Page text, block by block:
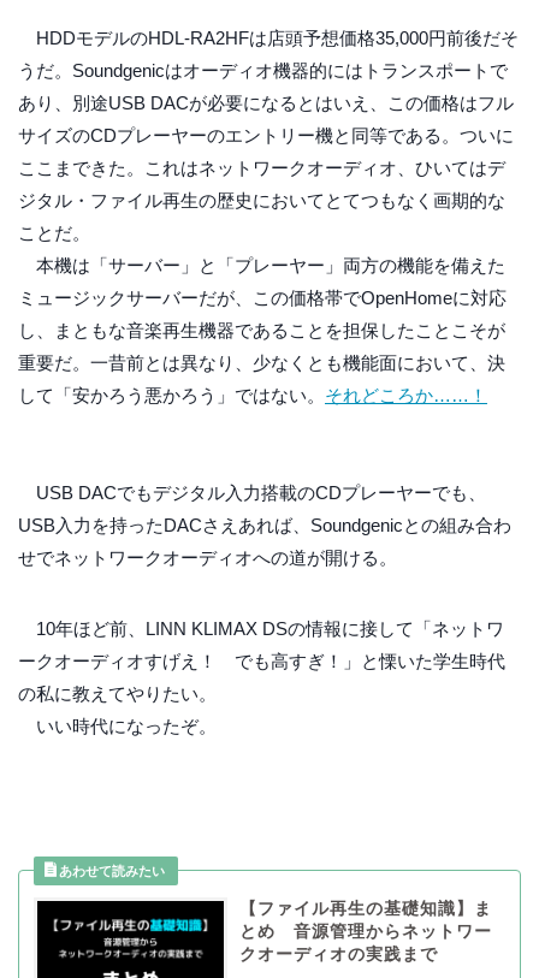
HDDモデルのHDL-RA2HFは店頭予想価格35,000円前後だそ
うだ。Soundgenicはオーディオ機器的にはトランスポートで
あり、別途USB DACが必要になるとはいえ、この価格はフル
サイズのCDプレーヤーのエントリー機と同等である。ついに
ここまできた。これはネットワークオーディオ、ひいてはデ
ジタル・ファイル再生の歴史においてとてつもなく画期的な
ことだ。
本機は「サーバー」と「プレーヤー」両方の機能を備えた
ミュージックサーバーだが、この価格帯でOpenHomeに対応
し、まともな音楽再生機器であることを担保したことこそが
重要だ。一昔前とは異なり、少なくとも機能面において、決
して「安かろう悪かろう」ではない。 それどころか……！
USB DACでもデジタル入力搭載のCDプレーヤーでも、
USB入力を持ったDACさえあれば、Soundgenicとの組み合わ
せでネットワークオーディオへの道が開ける。
10年ほど前、LINN KLIMAX DSの情報に接して「ネットワ
ークオーディオすげえ！ でも高すぎ！」と慄いた学生時代
の私に教えてやりたい。
いい時代になったぞ。
【ファイル再生の基礎知識】ま
とめ 音源管理からネットワー
クオーディオの実践まで